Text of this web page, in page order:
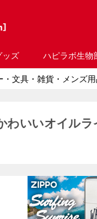
ッズ ハピラボ生物
文具・雑貨・メンズ用
わいいオイル